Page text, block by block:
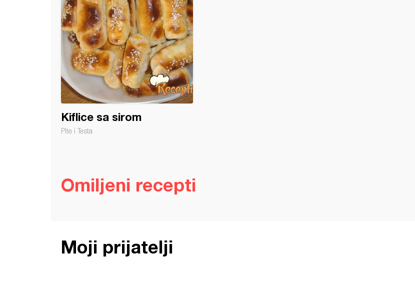
Kiflice sa sirom
Pite i Testa
Omiljeni recepti
Moji prijatelji